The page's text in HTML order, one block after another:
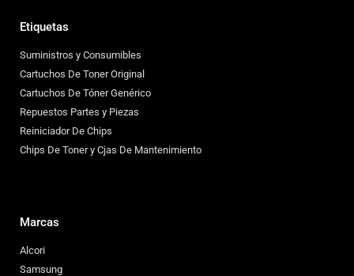
Etiquetas
Suministros y Consumibles
Cartuchos De Toner Original
Cartuchos De Tóner Genérico
Repuestos Partes y Piezas
Reiniciador De Chips
Chips De Toner y Cjas De Mantenimiento
Marcas
Alcori
Samsung